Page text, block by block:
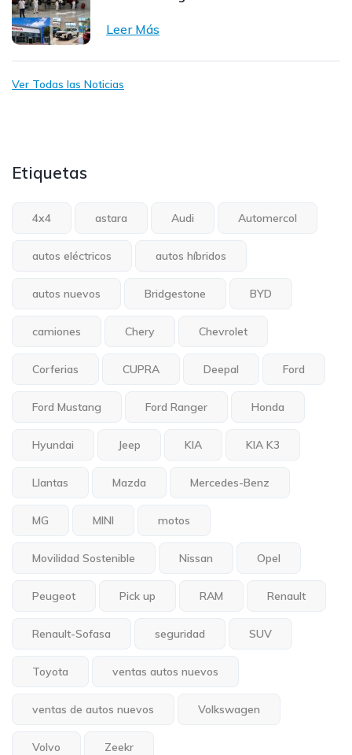
Leer Más
Ver Todas las Noticias
Etiquetas
4x4 astara Audi Automercol
autos eléctricos autos híbridos
autos nuevos Bridgestone BYD
camiones Chery Chevrolet
Corferias CUPRA Deepal Ford
Ford Mustang Ford Ranger Honda
Hyundai Jeep KIA KIA K3
Llantas Mazda Mercedes-Benz
MG MINI motos
Movilidad Sostenible Nissan Opel
Peugeot Pick up RAM Renault
Renault-Sofasa seguridad SUV
Toyota ventas autos nuevos
ventas de autos nuevos Volkswagen
Volvo Zeekr